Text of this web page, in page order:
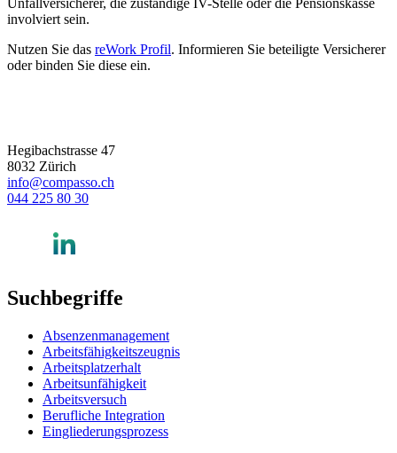
Unfallversicherer, die zuständige IV-Stelle oder die Pensionskasse
involviert sein.
Nutzen Sie das reWork Profil. Informieren Sie beteiligte Versicherer
oder binden Sie diese ein.
Hegibachstrasse 47
8032 Zürich
info@compasso.ch
044 225 80 30
Suchbegriffe
Absenzenmanagement
Arbeitsfähigkeitszeugnis
Arbeitsplatzerhalt
Arbeitsunfähigkeit
Arbeitsversuch
Berufliche Integration
Eingliederungsprozess